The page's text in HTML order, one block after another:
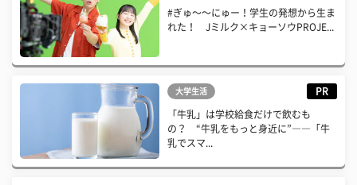
#ぎゅ〜〜にゅー！学生の発想から生ま
れた！ Jミルク×キョーソウPROJE...
大学生活 PR
「牛乳」は学校給食だけで飲むも
の？ “牛乳をもっと身近に”――「牛
乳でスマ...